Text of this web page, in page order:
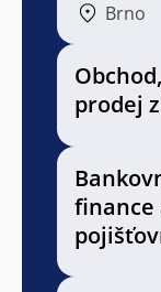
Brno
prodej
finance